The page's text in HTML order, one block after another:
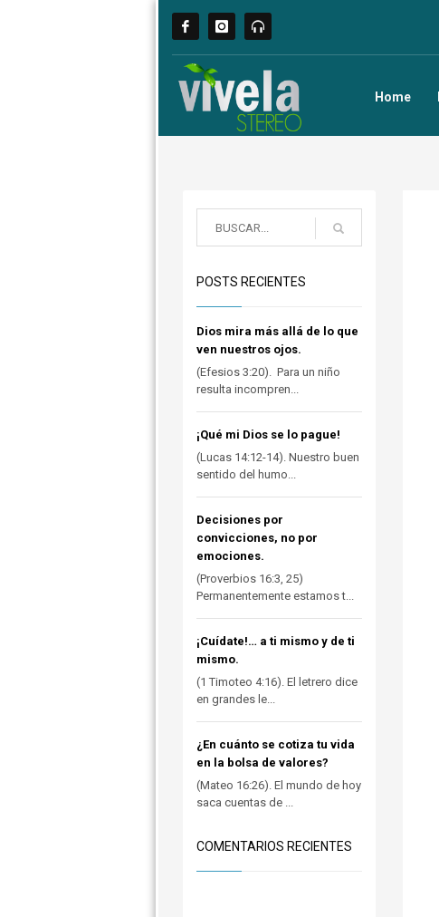
Home
POSTS RECIENTES
Dios mira más allá de lo que
ven nuestros ojos.
(Efesios 3:20). Para un niño
resulta incompren...
¡Qué mi Dios se lo pague!
(Lucas 14:12-14). Nuestro buen
sentido del humo...
Decisiones por
convicciones, no por
emociones.
(Proverbios 16:3, 25)
Permanentemente estamos t...
¡Cuídate!… a ti mismo y de ti
mismo.
(1 Timoteo 4:16). El letrero dice
en grandes le...
¿En cuánto se cotiza tu vida
en la bolsa de valores?
(Mateo 16:26). El mundo de hoy
saca cuentas de ...
COMENTARIOS RECIENTES